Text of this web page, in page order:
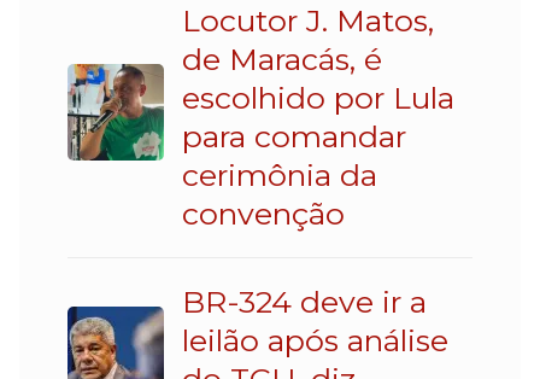
Locutor J. Matos,
de Maracás, é
escolhido por Lula
para comandar
cerimônia da
convenção
BR-324 deve ir a
leilão após análise